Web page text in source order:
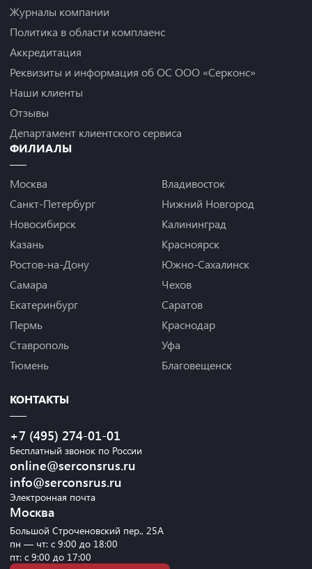
Журналы компании
Политика в области комплаенс
Аккредитация
Реквизиты и информация об ОС ООО «Серконс»
Наши клиенты
Отзывы
Департамент клиентского сервиса
ФИЛИАЛЫ
Москва
Санкт-Петербург
Новосибирск
Казань
Ростов-на-Дону
Самара
Екатеринбург
Пермь
Ставрополь
Тюмень
Владивосток
Нижний Новгород
Калининград
Красноярск
Южно-Сахалинск
Чехов
Саратов
Краснодар
Уфа
Благовещенск
КОНТАКТЫ
+7 (495) 274-01-01
Бесплатный звонок по России
online@serconsrus.ru
info@serconsrus.ru
Электронная почта
Москва
Большой Строченовский пер., 25А
пн — чт: с 9:00 до 18:00
пт: с 9:00 до 17:00